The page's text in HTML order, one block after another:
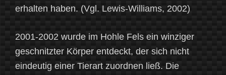
erhalten haben. (Vgl. Lewis-Williams, 2002)
2001-2002 wurde im Hohle Fels ein winziger
geschnitzter Körper entdeckt, der sich nicht
eindeutig einer Tierart zuordnen ließ. Die